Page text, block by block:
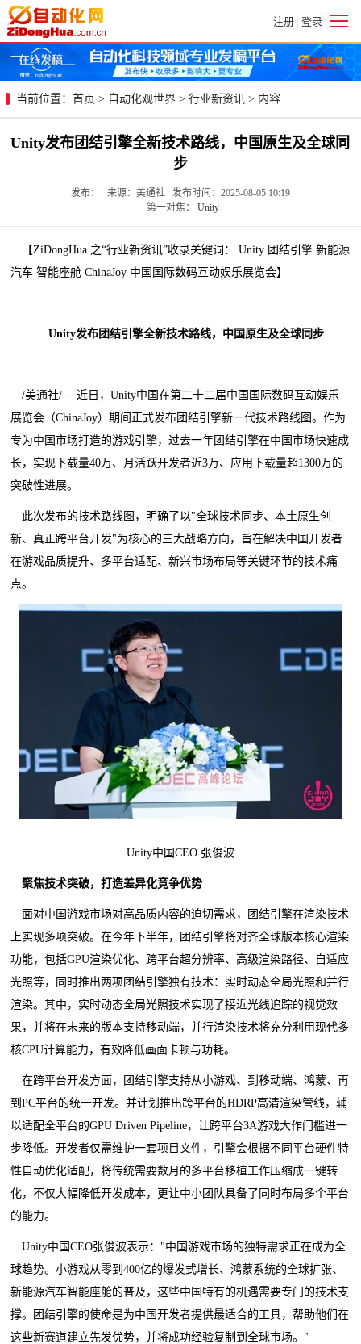
注册 | 登录
当前位置： 首页 > 自动化观世界 > 行业新资讯 > 内容
Unity发布团结引擎全新技术路线，中国原生及全球同
步
发布： 来源：美通社 发布时间：2025-08-05 10:19
第一对焦： Unity
【ZiDongHua 之“行业新资讯”收录关键词： Unity 团结引擎 新能源
汽车 智能座舱 ChinaJoy 中国国际数码互动娱乐展览会】
Unity发布团结引擎全新技术路线，中国原生及全球同步
/美通社/ -- 近日，Unity中国在第二十二届中国国际数码互动娱乐
展览会（ChinaJoy）期间正式发布团结引擎新一代技术路线图。作为
专为中国市场打造的游戏引擎，过去一年团结引擎在中国市场快速成
长，实现下载量40万、月活跃开发者近3万、应用下载量超1300万的
突破性进展。
此次发布的技术路线图，明确了以"全球技术同步、本土原生创
新、真正跨平台开发"为核心的三大战略方向，旨在解决中国开发者
在游戏品质提升、多平台适配、新兴市场布局等关键环节的技术痛
点。
Unity中国CEO 张俊波
聚焦技术突破，打造差异化竞争优势
面对中国游戏市场对高品质内容的迫切需求，团结引擎在渲染技术
上实现多项突破。在今年下半年，团结引擎将对齐全球版本核心渲染
功能，包括GPU渲染优化、跨平台超分辨率、高级渲染路径、自适应
光照等，同时推出两项团结引擎独有技术：实时动态全局光照和并行
渲染。其中，实时动态全局光照技术实现了接近光线追踪的视觉效
果，并将在未来的版本支持移动端，并行渲染技术将充分利用现代多
核CPU计算能力，有效降低画面卡顿与功耗。
在跨平台开发方面，团结引擎支持从小游戏、到移动端、鸿蒙、再
到PC平台的统一开发。并计划推出跨平台的HDRP高清渲染管线，辅
以适配全平台的GPU Driven Pipeline，让跨平台3A游戏大作门槛进一
步降低。开发者仅需维护一套项目文件，引擎会根据不同平台硬件特
性自动优化适配，将传统需要数月的多平台移植工作压缩成一键转
化，不仅大幅降低开发成本，更让中小团队具备了同时布局多个平台
的能力。
Unity中国CEO张俊波表示："中国游戏市场的独特需求正在成为全
球趋势。小游戏从零到400亿的爆发式增长、鸿蒙系统的全球扩张、
新能源汽车智能座舱的普及，这些中国特有的机遇需要专门的技术支
撑。团结引擎的使命是为中国开发者提供最适合的工具，帮助他们在
这些新赛道建立先发优势，并将成功经验复制到全球市场。"